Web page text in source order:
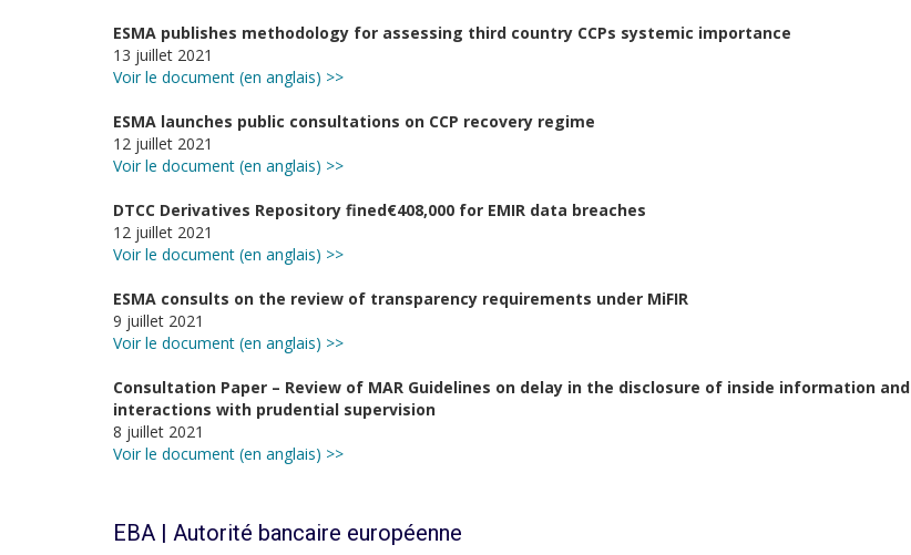
ESMA publishes methodology for assessing third country CCPs systemic importance
13 juillet 2021
Voir le document (en anglais) >>
ESMA launches public consultations on CCP recovery regime
12 juillet 2021
Voir le document (en anglais) >>
DTCC Derivatives Repository fined€408,000 for EMIR data breaches
12 juillet 2021
Voir le document (en anglais) >>
ESMA consults on the review of transparency requirements under MiFIR
9 juillet 2021
Voir le document (en anglais) >>
Consultation Paper – Review of MAR Guidelines on delay in the disclosure of inside information and
interactions with prudential supervision
8 juillet 2021
Voir le document (en anglais) >>
EBA | Autorité bancaire européenne